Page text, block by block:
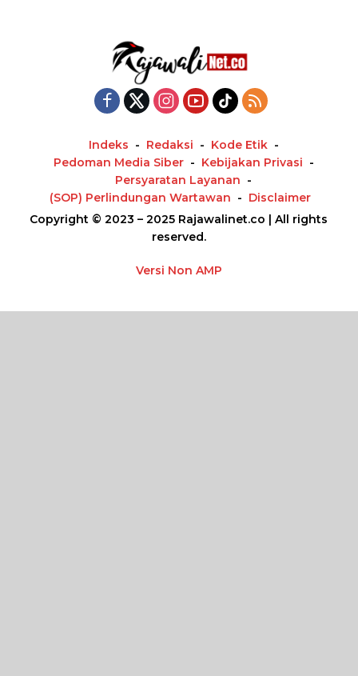
Indeks Redaksi
Kode Etik
Pedoman Media Siber
Kebijakan Privasi
Persyaratan Layanan
(SOP) Perlindungan Wartawan
Disclaimer
Copyright © 2023 – 2025 Rajawalinet.co | All rights
reserved.
Versi Non AMP